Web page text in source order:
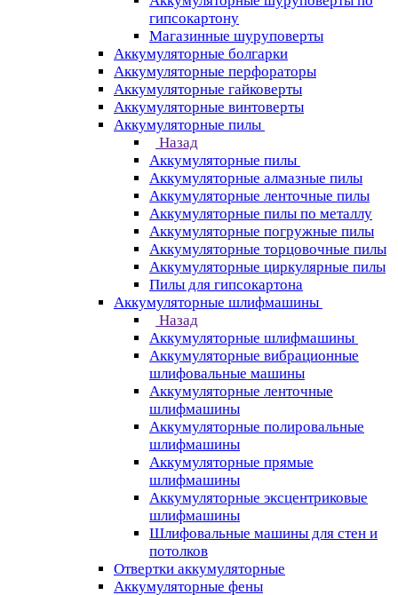
гипсокартону
Магазинные шуруповерты
Аккумуляторные болгарки
Аккумуляторные перфораторы
Аккумуляторные гайковерты
Аккумуляторные винтоверты
Аккумуляторные пилы
Назад
Аккумуляторные пилы
Аккумуляторные алмазные пилы
Аккумуляторные ленточные пилы
Аккумуляторные пилы по металлу
Аккумуляторные погружные пилы
Аккумуляторные торцовочные пилы
Аккумуляторные циркулярные пилы
Пилы для гипсокартона
Аккумуляторные шлифмашины
Назад
Аккумуляторные шлифмашины
Аккумуляторные вибрационные
шлифовальные машины
Аккумуляторные ленточные
шлифмашины
Аккумуляторные полировальные
шлифмашины
Аккумуляторные прямые
шлифмашины
Аккумуляторные эксцентриковые
шлифмашины
Шлифовальные машины для стен и
потолков
Отвертки аккумуляторные
Аккумуляторные фены